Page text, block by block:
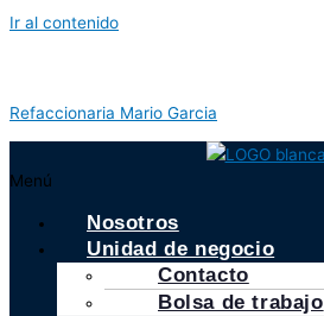
Ir al contenido
Refaccionaria Mario Garcia
Menú
Nosotros
Unidad de negocio
Contacto
Bolsa de trabajo